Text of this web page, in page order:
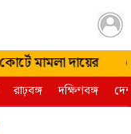
মামলা দায়ের
রাঢ়বঙ্গ দক্ষিণবঙ্গ